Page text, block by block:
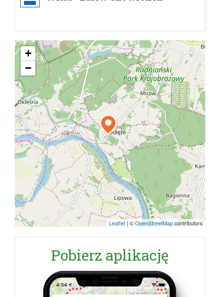
+
−
Leaflet | ©OpenStreetMapcontributors
Pobierz aplikację